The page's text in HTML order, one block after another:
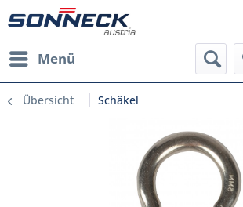
Menü
Übersicht Schäkel